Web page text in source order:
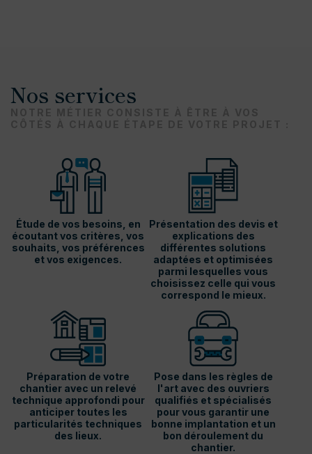
Nos services
Étude de vos besoins, en
écoutant vos critères, vos
souhaits, vos préférences
et vos exigences.
Présentation des devis et
explications des
différentes solutions
adaptées et optimisées
parmi lesquelles vous
choisissez celle qui vous
correspond le mieux.
Préparation de votre
chantier avec un relevé
technique approfondi pour
anticiper toutes les
particularités techniques
des lieux.
Pose dans les règles de
l'art avec des ouvriers
qualifiés et spécialisés
pour vous garantir une
bonne implantation et un
bon déroulement du
chantier.